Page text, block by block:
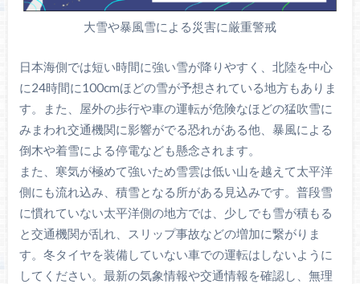
大雪や暴風雪による災害に厳重警戒
日本海側では短い時間に強い雪が降りやすく、北陸を中心
に24時間に100cmほどの雪が予想されている地方もありま
す。また、屋外の歩行や車の運転が危険なほどの猛吹雪に
みまわれ交通機関に影響がでる恐れがある他、暴風による
倒木や着雪による停電なども懸念されます。
また、寒気が極めて強いため雪雲は低い山を越えて太平洋
側にも流れ込み、積雪となる所がある見込みです。普段雪
に慣れていない太平洋側の地方では、少しでも雪が積もる
と交通機関が乱れ、スリップ事故などの増加に繋がりま
す。冬タイヤを装備していない車での運転はしないように
してください。最新の気象情報や交通情報を確認し、無理